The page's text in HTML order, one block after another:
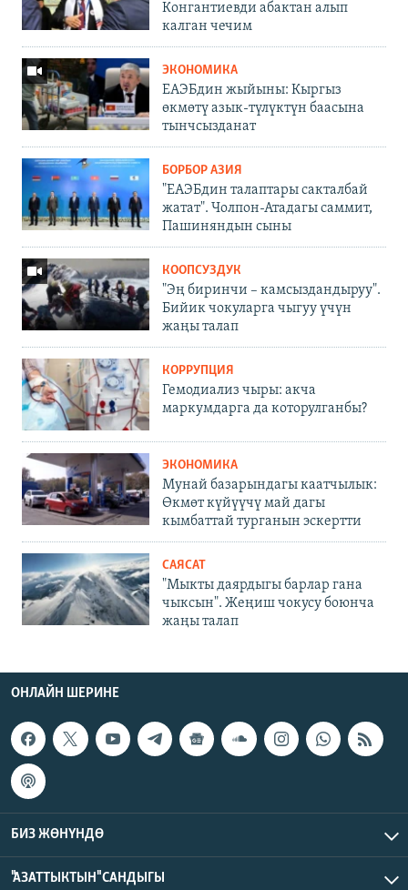
Конгантиевди абактан алып
калган чечим
ЭКОНОМИКА
ЕАЭБдин жыйыны: Кыргыз
өкмөтү азык-түлүктүн баасына
тынчсызданат
БОРБОР АЗИЯ
"ЕАЭБдин талаптары сакталбай
жатат". Чолпон-Атадагы саммит,
Пашиняндын сыны
КООПСУЗДУК
"Эң биринчи – камсыздандыруу".
Бийик чокуларга чыгуу үчүн
жаңы талап
КОРРУПЦИЯ
Гемодиализ чыры: акча
маркумдарга да которулганбы?
ЭКОНОМИКА
Мунай базарындагы каатчылык:
Өкмөт күйүүчү май дагы
кымбаттай турганын эскертти
САЯСАТ
"Мыкты даярдыгы барлар гана
чыксын". Жеңиш чокусу боюнча
жаңы талап
ОНЛАЙН ШЕРИНЕ
БИЗ ЖӨНҮНДӨ
"АЗАТТЫКТЫН" САНДЫГЫ